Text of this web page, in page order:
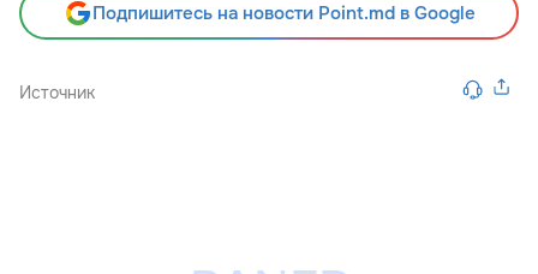
Подпишитесь на новости Point.md в Google
Источник